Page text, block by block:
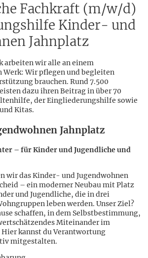
Fachkraft (m/w/d)
Kinder- und
Jahnplatz
arbeiten wir alle an einem
Werk: Wir pflegen und begleiten
brauchen. Rund 7.500
dazu ihren Beitrag in über 70
der Eingliederungshilfe sowie
Kitas.
Jahnplatz
– für Kinder und Jugendliche und
wir das Kinder- und Jugendwohnen
– ein moderner Neubau mit Platz
und Jugendliche, die in drei
leben werden. Unser Ziel?
schaffen, in dem Selbstbestimmung,
Miteinander im
kannst du Verantwortung
mitgestalten.
Karte anzeigen